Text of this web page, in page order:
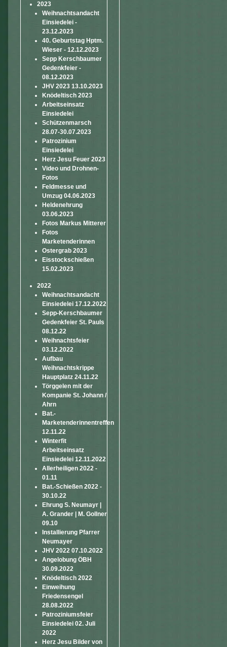
2023
Weihnachtsandacht
Einsiedelei -
23.12.2023
40. Geburtstag Hptm.
Wieser - 12.12.2023
Sepp Kerschbaumer
Gedenkfeier -
08.12.2023
JHV 2023 13.10.2023
Knödeltisch 2023
Arbeitseinsatz
Einsiedelei
Schützenmarsch
28.07-30.07.2023
Patrozinium
Einsiedelei
Herz Jesu Feuer 2023
Video und Drohnen-
Fotos
Feldmesse und
Umzug 04.06.2023
Heldenehrung
03.06.2023
Fotos Markus Mitterer
Fotos
Marketenderinnen
Ostergrab 2023
Eisstockschießen
15.02.2023
2022
Weihnachtsandacht
Einsiedelei 17.12.2022
Sepp-Kerschbaumer
Gedenkfeier St. Pauls
08.12.22
Weihnachtsfeier
03.12.2022
Aufbau
Weihnachtskrippe
Hauptplatz 24.11.22
Törggelen mit der
Kompanie St. Johann /
Ahrn
Bat.-
Marketenderinnentreffen
12.11.22
Winterfit
Arbeitseinsatz
Einsiedelei 12.11.2022
Allerheiligen 2022 -
01.11
Bat.-Schießen 2022 -
30.10.22
Ehrung S. Neumayr |
A. Grander | M. Gollner
09.10
Installierung Pfarrer
Neumayer
JHV 2022 07.10.2022
Angelobung ÖBH
30.09.2022
Knödeltisch 2022
Einweihung
Friedensengel
28.08.2022
Patroziniumsfeier
Einsiedelei 02. Juli
2022
Herz Jesu Bilder von